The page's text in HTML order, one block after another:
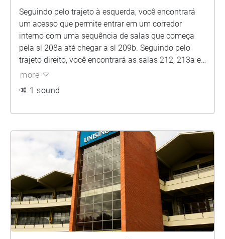
Seguindo pelo trajeto à esquerda, você encontrará
um acesso que permite entrar em um corredor
interno com uma sequência de salas que começa
pela sl 208a até chegar a sl 209b. Seguindo pelo
trajeto direito, você encontrará as salas 212, 213a e
213b, 215, 216, mais adiante seguindo à direita,
corredor que possui uma sequência de salas
permite chegar à direita, nas salas 200 e 200a, já,
seguindo pelo trajeto à esquerda você acessará a
sala 200b e à sua esquerda, encontrará um corredor
com uma sequência de salas que começa pela sl
201a chegando até a sl 205c.
more
1 sound